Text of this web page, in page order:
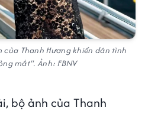
Thanh Hương khiến dân tình
mắt". Ảnh: FBNV
bộ ảnh của Thanh